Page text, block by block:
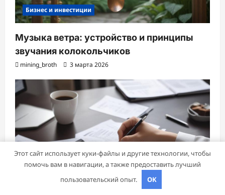
Бизнес и инвестиции
Музыка ветра: устройство и принципы
звучания колокольчиков
mining_broth 3 марта 2026
Этот сайт использует куки-файлы и другие технологии, чтобы
помочь вам в навигации, а также предоставить лучший
пользовательский опыт.
OK